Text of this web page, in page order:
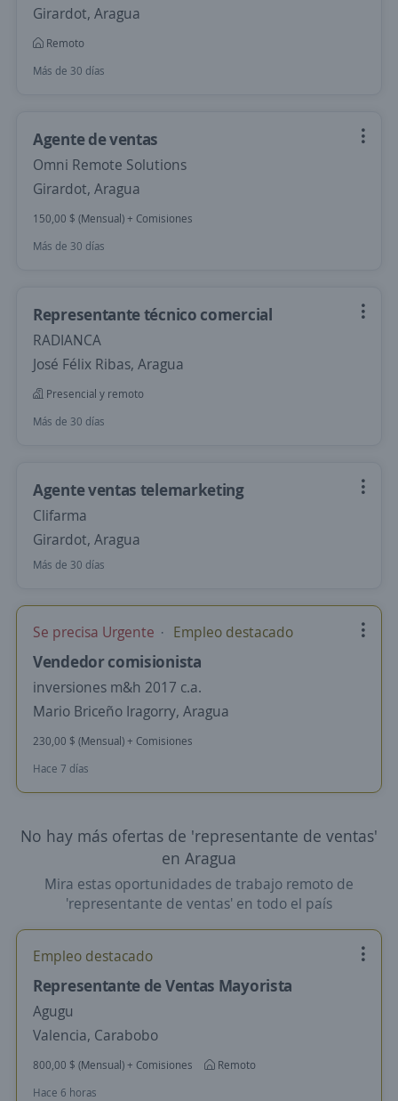
Girardot, Aragua
Remoto
Más de 30 días
Agente de ventas
Omni Remote Solutions
Girardot, Aragua
150,00 $ (Mensual) + Comisiones
Más de 30 días
Representante técnico comercial
RADIANCA
José Félix Ribas, Aragua
Presencial y remoto
Más de 30 días
Agente ventas telemarketing
Clifarma
Girardot, Aragua
Más de 30 días
Se precisa Urgente Empleo destacado
Vendedor comisionista
inversiones m&h 2017 c.a.
Mario Briceño Iragorry, Aragua
230,00 $ (Mensual) + Comisiones
Hace 7 días
No hay más ofertas de 'representante de ventas'
en Aragua
Mira estas oportunidades de trabajo remoto de
'representante de ventas' en todo el país
Empleo destacado
Representante de Ventas Mayorista
Agugu
Valencia, Carabobo
800,00 $ (Mensual) + Comisiones
Remoto
Hace 6 horas